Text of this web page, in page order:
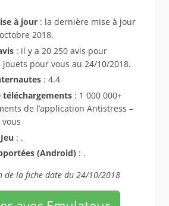
à jour: la dernière mise à jour
2018.
: il y a 20 250 avis pour
jouets pour vous au 24/10/2018.
: 4.4
téléchargements : 1 000 000+
de l’application Antistress –
: .
(Android): .
de la fiche date du 24/10/2018